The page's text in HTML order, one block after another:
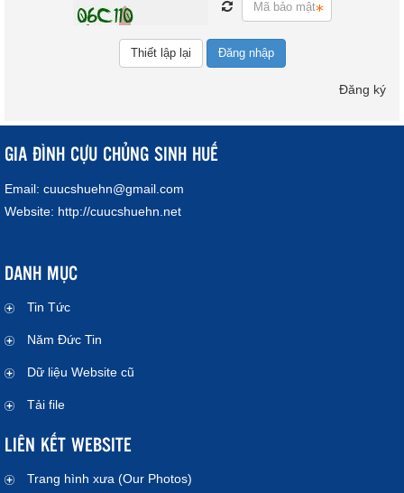
Đăng nhập
Đăng ký
GIA ĐÌNH CỰU CHỦNG SINH HUẾ
Email: cuucshuehn@gmail.com
Website: http://cuucshuehn.net
DANH MỤC
Tin Tức
Năm Đức Tin
Dữ liệu Website cũ
Tải file
LIÊN KẾT WEBSITE
Trang hình xưa (Our Photos)